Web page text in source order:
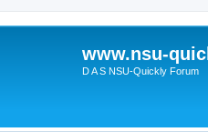
www.nsu-
D A S NSU-Quickly Forum